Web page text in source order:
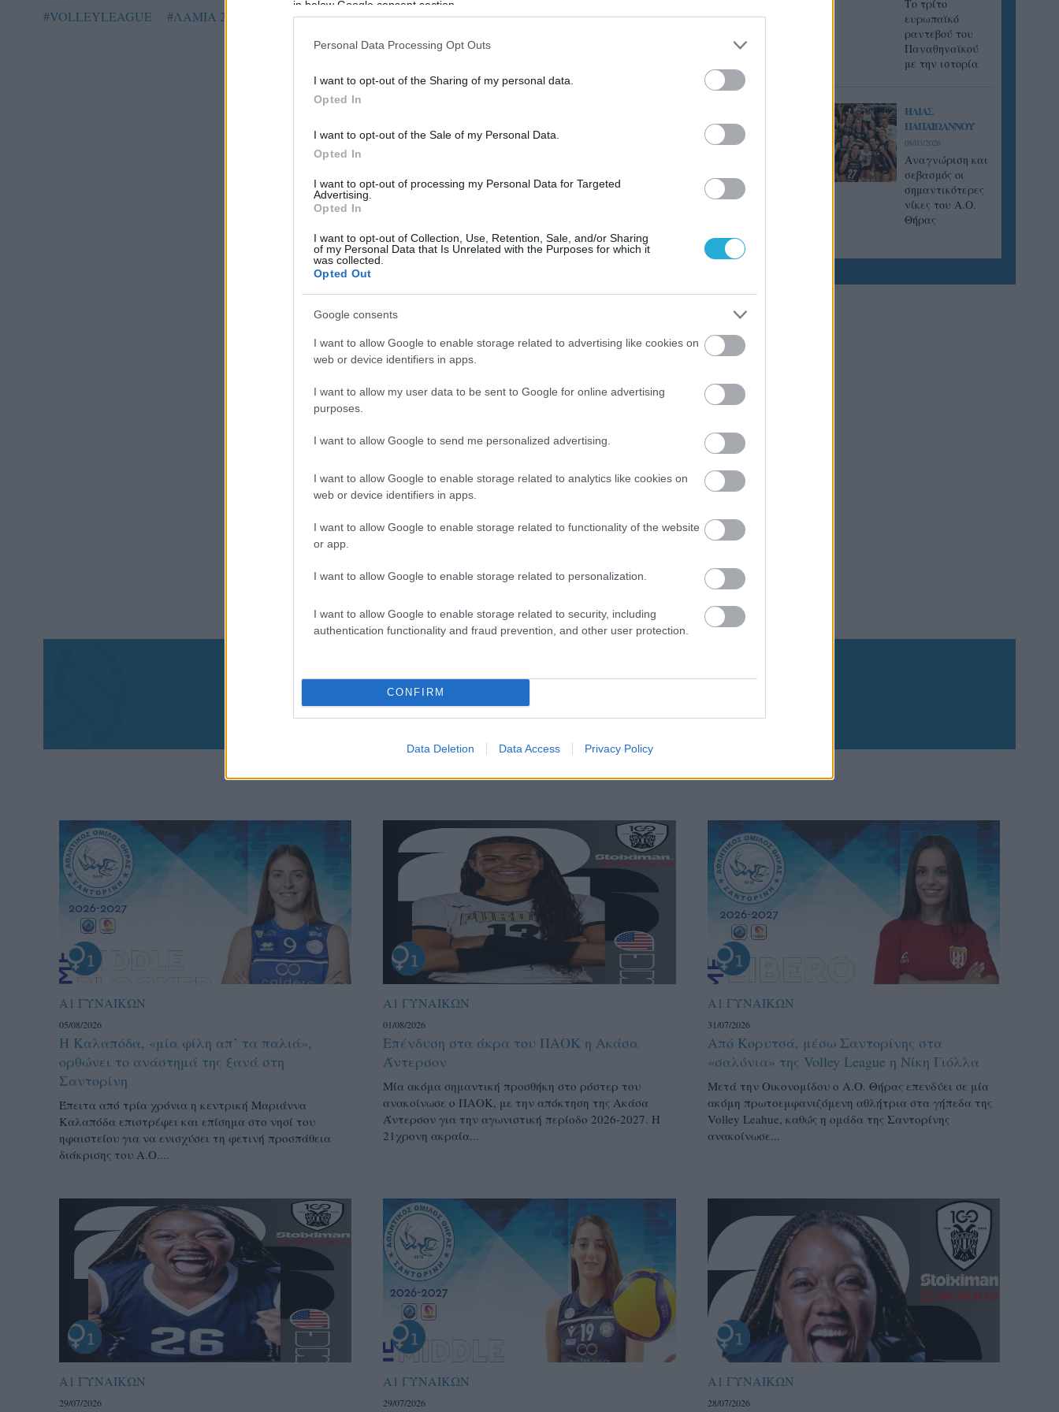
in below Google consent section.
Personal Data Processing Opt Outs
I want to opt-out of the Sharing of my personal data.
Opted In
I want to opt-out of the Sale of my Personal Data.
Opted In
I want to opt-out of processing my Personal Data for Targeted
Advertising.
Opted In
I want to opt-out of Collection, Use, Retention, Sale, and/or Sharing
of my Personal Data that Is Unrelated with the Purposes for which it
was collected.
Opted Out
Google consents
I want to allow Google to enable storage related to advertising like cookies on
web or device identifiers in apps.
I want to allow my user data to be sent to Google for online advertising
purposes.
I want to allow Google to send me personalized advertising.
I want to allow Google to enable storage related to analytics like cookies on
web or device identifiers in apps.
I want to allow Google to enable storage related to functionality of the website
or app.
I want to allow Google to enable storage related to personalization.
I want to allow Google to enable storage related to security, including
authentication functionality and fraud prevention, and other user protection.
CONFIRM
Data Deletion Data Access Privacy Policy
#VOLLEYLEAGUE
#ΛΑΜΙΑ 2013 #ΝΟΥΣΙΑ
Tο τρίτο
ευρωπαϊκό
ραντεβού του
Παναθηναϊκού
με την ιστορία
ΗΛΙΑΣ
ΠΑΠΑΪΩΑΝΝΟΥ
08/03/2026
Αναγνώριση και
σεβασμός οι
σημαντικότερες
νίκες του Α.Ο.
Θήρας
Aκολουθήστε μας
παντού…
Α1 ΓΥΝΑΙΚΩΝ
05/08/2026
Η Καλαπόδα, «μία φίλη απ’ τα παλιά»,
ορθώνει το ανάστημά της ξανά στη
Σαντορίνη
Έπειτα από τρία χρόνια η κεντρική Μαριάννα
Καλαπόδα επιστρέφει και επίσημα στο νησί του
ηφαιστείου για να ενισχύσει τη φετινή προσπάθεια
διάκρισης του Α.Ο....
Α1 ΓΥΝΑΙΚΩΝ
01/08/2026
Επένδυση στα άκρα του ΠΑΟΚ η Ακάσα
Άντερσον
Μία ακόμα σημαντική προσθήκη στο ρόστερ του
ανακοίνωσε ο ΠΑΟΚ, με την απόκτηση της Ακάσα
Άντερσον για την αγωνιστική περίοδο 2026-2027. Η
21χρονη ακραία...
Α1 ΓΥΝΑΙΚΩΝ
31/07/2026
Από Κορυτσά, μέσω Σαντορίνης στα
«σαλόνια» της Volley League η Νίκη Γιόλλα
Μετά την Οικονομίδου ο Α.Ο. Θήρας επενδύει σε μία
ακόμη πρωτοεμφανιζόμενη αθλήτρια στα γήπεδα της
Volley Leahue, καθώς η ομάδα της Σαντορίνης
ανακοίνωσε...
Α1 ΓΥΝΑΙΚΩΝ
29/07/2026
Α1 ΓΥΝΑΙΚΩΝ
29/07/2026
Α1 ΓΥΝΑΙΚΩΝ
28/07/2026